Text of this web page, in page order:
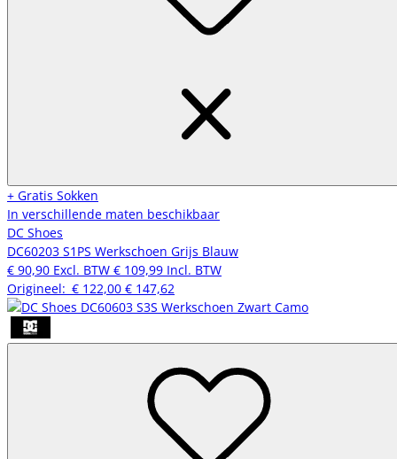
+ Gratis Sokken
In verschillende maten beschikbaar
DC Shoes
DC60203 S1PS Werkschoen Grijs Blauw
€ 90,90 Excl. BTW € 109,99 Incl. BTW
Origineel: € 122,00 € 147,62